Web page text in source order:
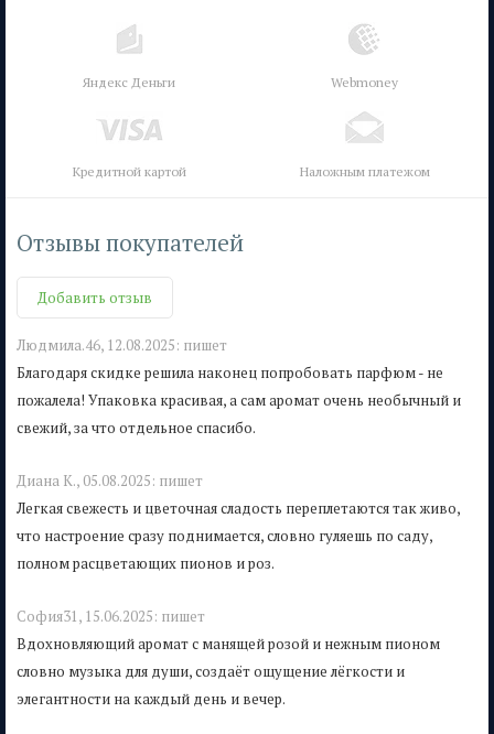
Яндекс Деньги Webmoney
Кредитной картой Наложным платежом
Отзывы покупателей
Добавить отзыв
Людмила.46, 12.08.2025: пишет
Благодаря скидке решила наконец попробовать парфюм - не
пожалела! Упаковка красивая, а сам аромат очень необычный и
свежий, за что отдельное спасибо.
Диана К., 05.08.2025: пишет
Легкая свежесть и цветочная сладость переплетаются так живо,
что настроение сразу поднимается, словно гуляешь по саду,
полном расцветающих пионов и роз.
София31, 15.06.2025: пишет
Вдохновляющий аромат с манящей розой и нежным пионом
словно музыка для души, создаёт ощущение лёгкости и
элегантности на каждый день и вечер.